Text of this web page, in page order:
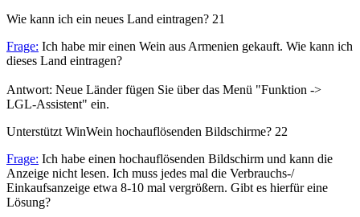
Wie kann ich ein neues Land eintragen? 21
Frage: Ich habe mir einen Wein aus Armenien gekauft. Wie kann ich
dieses Land eintragen?
Antwort: Neue Länder fügen Sie über das Menü "Funktion ->
LGL-Assistent" ein.
Unterstützt WinWein hochauflösenden Bildschirme? 22
Frage: Ich habe einen hochauflösenden Bildschirm und kann die
Anzeige nicht lesen. Ich muss jedes mal die Verbrauchs-/
Einkaufsanzeige etwa 8-10 mal vergrößern. Gibt es hierfür eine
Lösung?